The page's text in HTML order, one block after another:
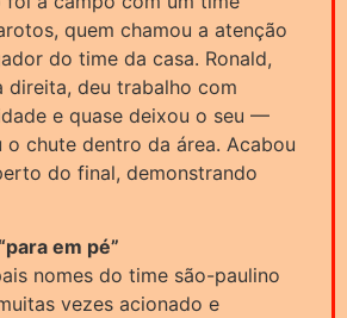
quem chamou a atenção
do time da casa. Ronald,
direita, deu trabalho com
e quase deixou o seu —
o chute dentro da área. Acabou
do final, demonstrando
em pé”
nomes do time são-paulino
vezes acionado e